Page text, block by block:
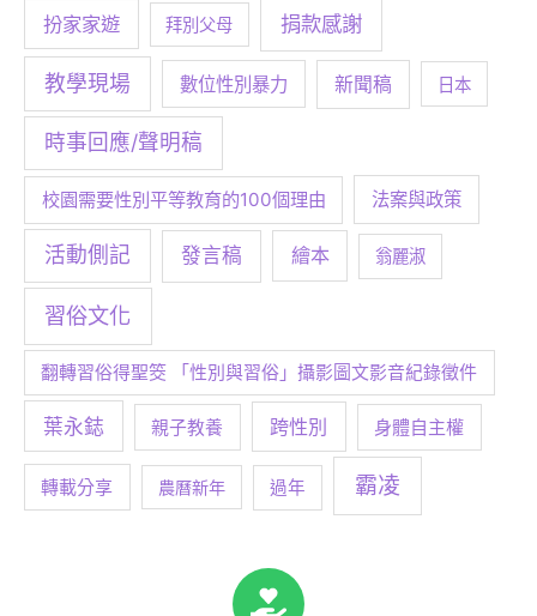
扮家家遊 拜別父母 捐款感謝
教學現場 數位性別暴力 新聞稿 日本
時事回應/聲明稿
校園需要性別平等教育的100個理由 法案與政策
活動側記 發言稿 繪本 翁麗淑
習俗文化
翻轉習俗得聖筊 「性別與習俗」攝影圖文影音紀錄徵件
葉永鋕 親子教養 跨性別 身體自主權
轉載分享 農曆新年 過年 霸凌